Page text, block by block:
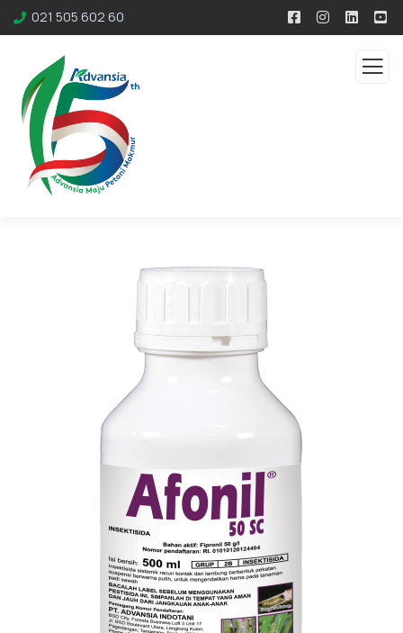
021 505 602 60